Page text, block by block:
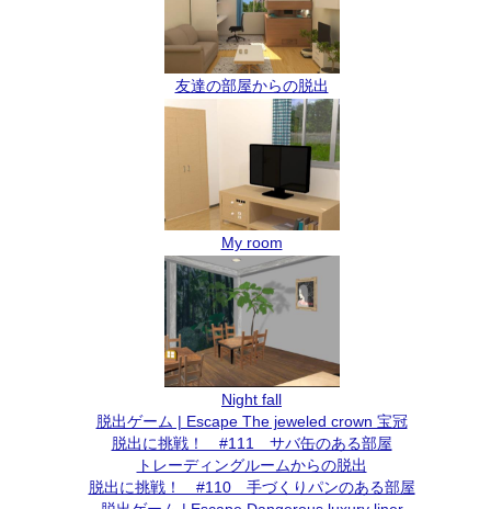
友達の部屋からの脱出
My room
Night fall
脱出ゲーム | Escape The jeweled crown 宝冠
脱出に挑戦！ #111 サバ缶のある部屋
トレーディングルームからの脱出
脱出に挑戦！ #110 手づくりパンのある部屋